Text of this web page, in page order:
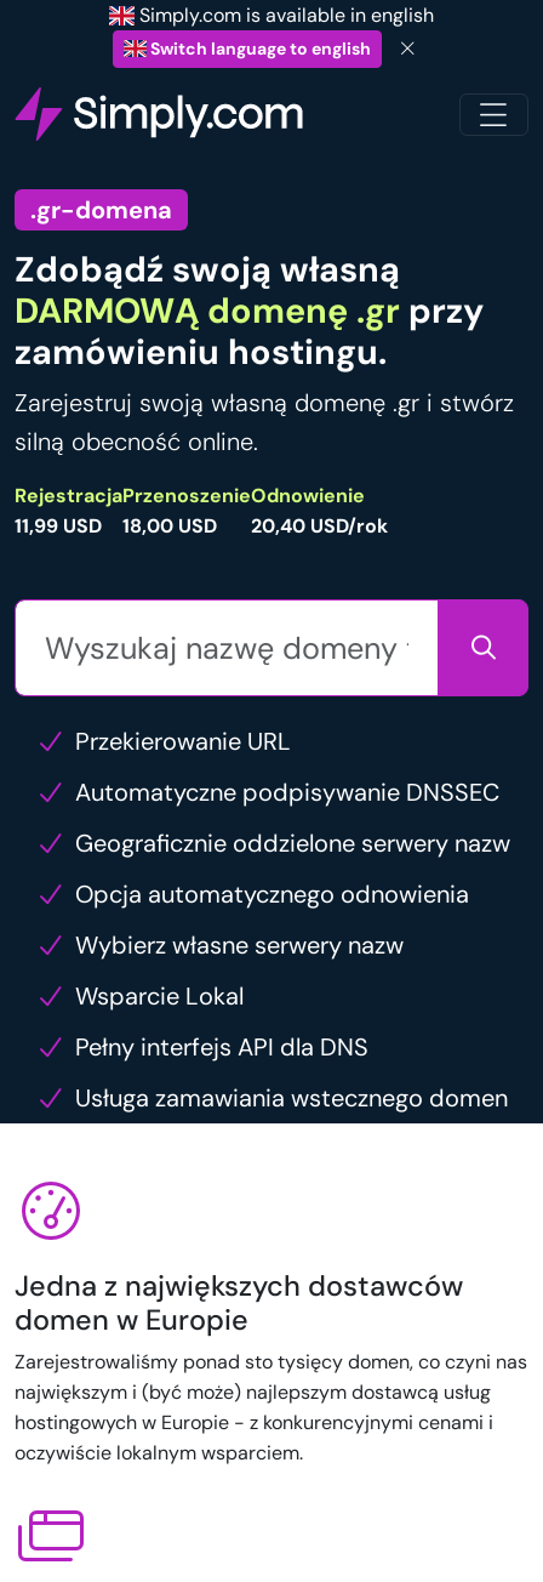
Simply.com is available in english
Switch language to english
.gr-domena
Zdobądź swoją własną
DARMOWĄ domenę .gr przy
zamówieniu hostingu.
Zarejestruj swoją własną domenę .gr i stwórz
silną obecność online.
Rejestracja
11,99 USD
Przenoszenie
18,00 USD
Odnowienie
20,40 USD/rok
Przekierowanie URL
Automatyczne podpisywanie DNSSEC
Geograficznie oddzielone serwery nazw
Opcja automatycznego odnowienia
Wybierz własne serwery nazw
Wsparcie Lokal
Pełny interfejs API dla DNS
Usługa zamawiania wstecznego domen
Jedna z największych dostawców
domen w Europie
Zarejestrowaliśmy ponad sto tysięcy domen, co czyni nas
największym i (być może) najlepszym dostawcą usług
hostingowych w Europie - z konkurencyjnymi cenami i
oczywiście lokalnym wsparciem.